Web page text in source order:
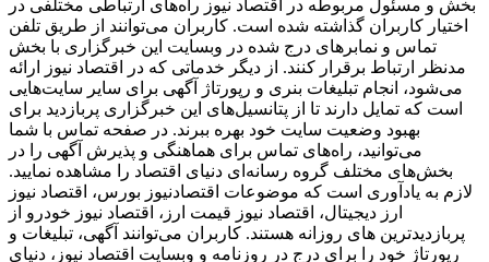
بخش و مسئول مربوطه در اقتصاد نیوز راه‌های ارتباطی مختلفی در
اختیار کاربران گذاشته شده است. کاربران می‌توانند از طریق تلفن
تماس و نمابرهای درج شده در وبسایت این خبرگزاری با بخش
مدنظر ارتباط برقرار کنند. از دیگر خدماتی که در اقتصاد نیوز ارائه
می‌شود، انجام تبلیغات بنری و رپورتاژ آگهی برای سایر سایت‌هایی
است که تمایل دارند تا از پتانسیل‌های این خبرگزاری پربازدید برای
بهبود وضعیت سایت خود بهره ببرند. در صفحه تماس با شما
می‌توانید، راه‌های تماس برای هماهنگی و پذیرش آگهی را در
بخش‌های مختلف گروه رسانه‌ای دنیای اقتصاد را مشاهده نمایید.
لازم به یادآوری است که موضوعات اقتصادنیوز بورس، اقتصاد نیوز
ارز دیجیتال، اقتصاد نیوز قیمت ارز، اقتصاد نیوز خودرو از
پربازدیدترین های روزانه هستند. کاربران می‌توانند آگهی، تبلیغات و
رپورتاژ خود را برای درج در روزنامه و وبسایت اقتصاد نیوز، دنیای